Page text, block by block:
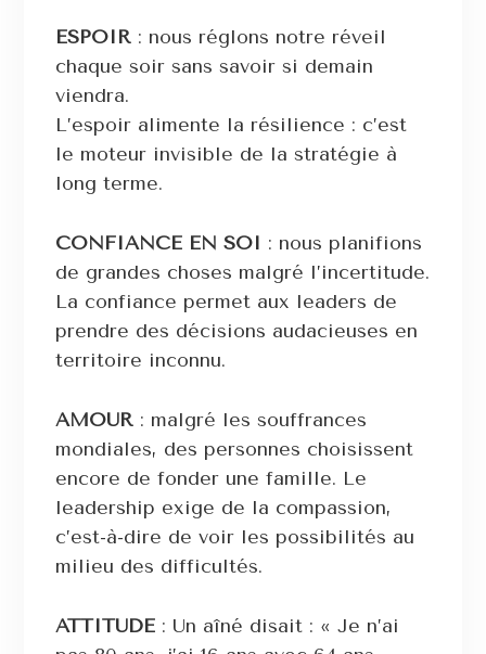
ESPOIR : nous réglons notre réveil
chaque soir sans savoir si demain
viendra.
L’espoir alimente la résilience : c’est
le moteur invisible de la stratégie à
long terme.
CONFIANCE EN SOI : nous planifions
de grandes choses malgré l’incertitude.
La confiance permet aux leaders de
prendre des décisions audacieuses en
territoire inconnu.
AMOUR: malgré les souffrances
mondiales, des personnes choisissent
encore de fonder une famille. Le
leadership exige de la compassion,
c’est-à-dire de voir les possibilités au
milieu des difficultés.
ATTITUDE: Un aîné disait : « Je n’ai